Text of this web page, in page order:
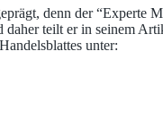
denn der “Experte
teilt er in seinem
unter: